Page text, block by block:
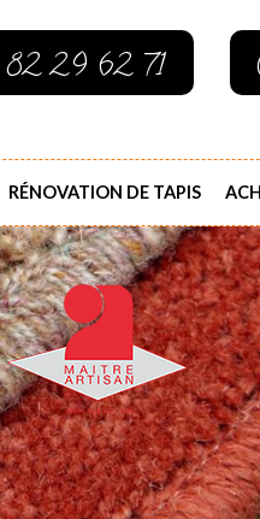
29 62 71
RÉNOVATION DE TAPIS